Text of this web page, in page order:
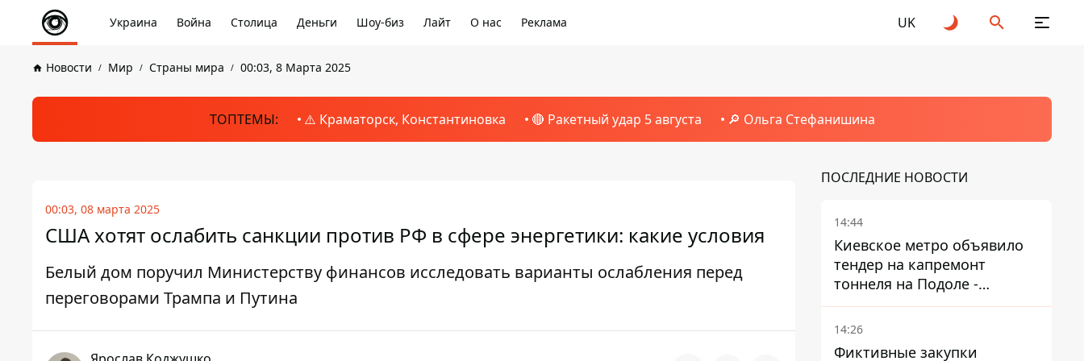
Украина Война Столица Деньги Шоу-биз Лайт О нас Реклама UK
Новости Мир Страны мира 00:03, 8 Марта 2025
ТОПТЕМЫ: ⚠️ Краматорск, Константиновка 🔴 Ракетный удар 5 августа 🔎 Ольга Стефанишина
00:03, 08 марта 2025
США хотят ослабить санкции против РФ в сфере энергетики: какие условия
Белый дом поручил Министерству финансов исследовать варианты ослабления перед
переговорами Трампа и Путина
ПОСЛЕДНИЕ НОВОСТИ
14:44
Киевское метро объявило
тендер на капремонт
тоннеля на Подоле -
продлится почти два года
14:26
Фиктивные закупки